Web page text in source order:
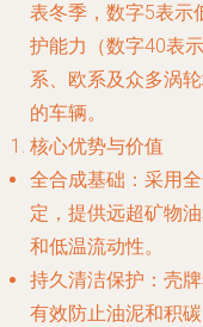
表冬季，数字5表示
护能力（数字40表
系、欧系及众多涡
的车辆。
核心优势与价值
全合成基础 ：采用
定，提供远超矿物
和低温流动性。
持久清洁保护 ：壳
有效防止油泥和积